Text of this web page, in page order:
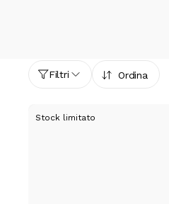
Filtri Ordina
Stock limitato